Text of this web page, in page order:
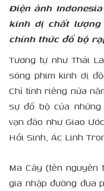
Điện ảnh
kinh dị chất lượng
chính thức đổ bộ
Tương tự như Thái
sóng phim kinh dị
Chỉ tính riêng nửa
sự đổ bộ của
vạn đảo như Giao
Hồi Sinh, Ác Linh
Ma Cây (tên
gia nhập đường đua